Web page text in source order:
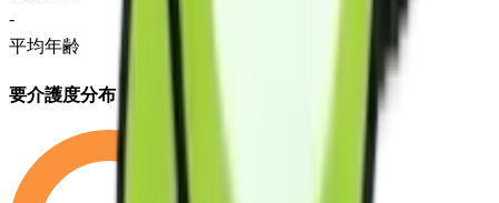
-
平均年齢
要介護度分布